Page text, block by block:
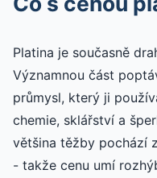
Platina je současně
Významnou část
průmysl, který ji
chemie, sklářství a
většina těžby pochází
- takže cenu umí